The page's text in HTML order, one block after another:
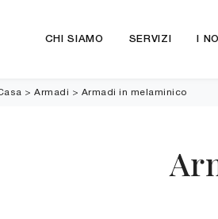
CHI SIAMO SERVIZI I
> Armadi > Armadi in melaminico